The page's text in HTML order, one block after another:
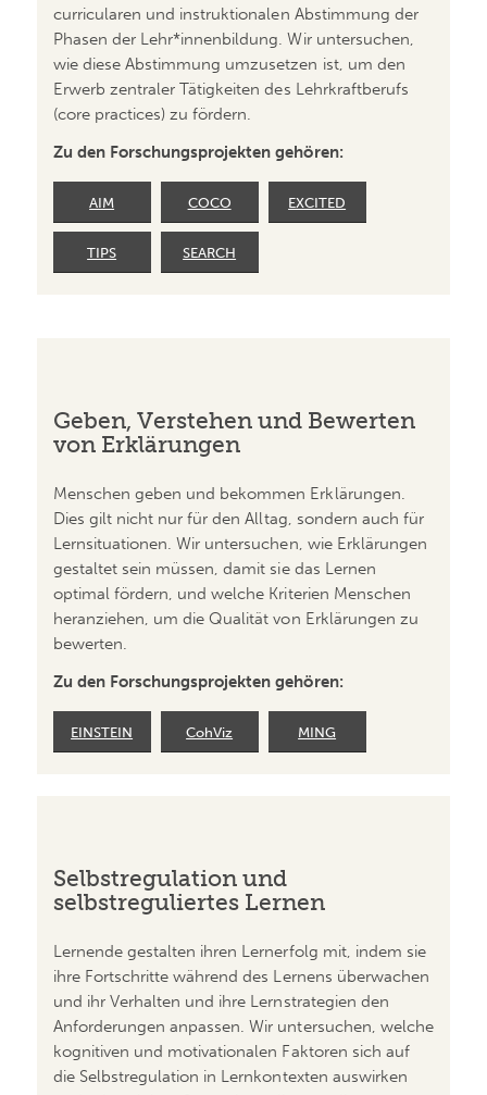
curricularen und instruktionalen Abstimmung der
Phasen der Lehr*innenbildung. Wir untersuchen,
wie diese Abstimmung umzusetzen ist, um den
Erwerb zentraler Tätigkeiten des Lehrkraftberufs
(core practices) zu fördern.
Zu den Forschungsprojekten gehören:
AIM COCO EXCITED
TIPS SEARCH
Geben, Verstehen und Bewerten
von Erklärungen
Menschen geben und bekommen Erklärungen.
Dies gilt nicht nur für den Alltag, sondern auch für
Lern­­situationen. Wir untersuchen, wie Erklärungen
gestaltet sein müssen, damit sie das Lernen
optimal fördern, und welche Kriterien Menschen
heranziehen, um die Qualität von Erklärungen zu
bewerten.
Zu den Forschungsprojekten gehören:
EINSTEIN CohViz MING
Selbstregulation und
selbstreguliertes Lernen
Lernende gestalten ihren Lernerfolg mit, indem sie
ihre Fortschritte während des Lernens überwachen
und ihr Verhalten und ihre Lernstrategien den
Anforderungen anpassen. Wir untersuchen, welche
kognitiven und motivationalen Faktoren sich auf
die Selbstregulation in Lernkontexten auswirken